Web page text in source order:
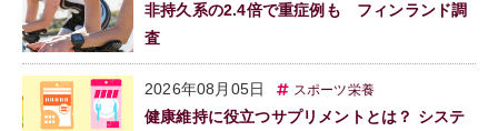
非持久系の2.4倍で重症例も フィンランド調
査
2026年08月05日 スポーツ栄養
健康維持に役立つサプリメントとは？ システ